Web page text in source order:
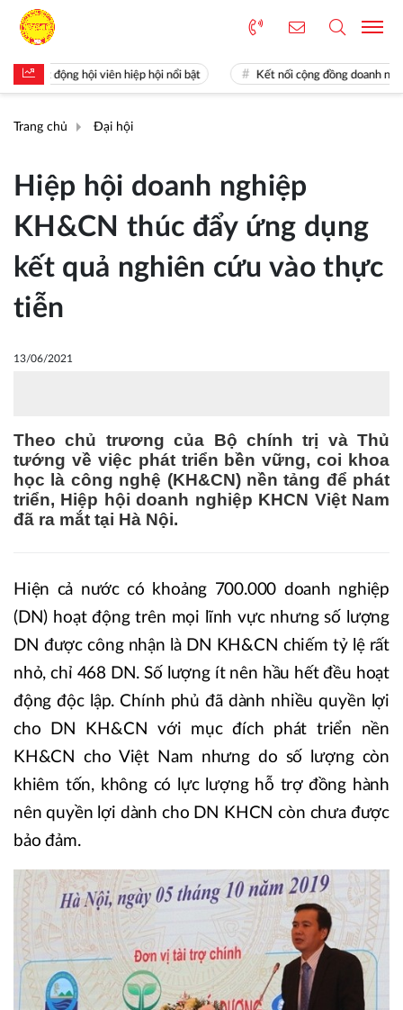
động hội viên hiệp hội nổi bật Kết nối cộng đồng doanh nghiệp
Trang chủ Đại hội
Hiệp hội doanh nghiệp
KH&CN thúc đẩy ứng dụng
kết quả nghiên cứu vào thực
tiễn
13/06/2021
Theo chủ trương của Bộ chính trị và Thủ
tướng về việc phát triển bền vững, coi khoa
học là công nghệ (KH&CN) nền tảng để phát
triển, Hiệp hội doanh nghiệp KHCN Việt Nam
đã ra mắt tại Hà Nội.
Hiện cả nước có khoảng 700.000 doanh nghiệp
(DN) hoạt động trên mọi lĩnh vực nhưng số lượng
DN được công nhận là DN KH&CN chiếm tỷ lệ rất
nhỏ, chỉ 468 DN. Số lượng ít nên hầu hết đều hoạt
động độc lập. Chính phủ đã dành nhiều quyền lợi
cho DN KH&CN với mục đích phát triển nền
KH&CN cho Việt Nam nhưng do số lượng còn
khiêm tốn, không có lực lượng hỗ trợ đồng hành
nên quyền lợi dành cho DN KHCN còn chưa được
bảo đảm.